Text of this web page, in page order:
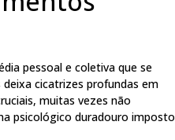
pessoal e coletiva que se
cicatrizes profundas em
muitas vezes não
psicológico duradouro imposto